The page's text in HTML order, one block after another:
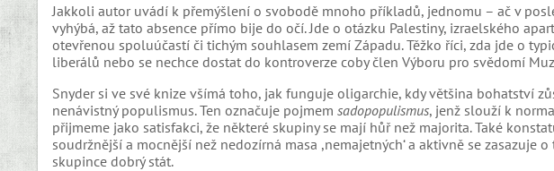
Jakkoli autor uvádí k přemýšlení o svobodě mnoho příkladů, jednomu – ač v
vyhýbá, až tato absence přímo bije do očí. Jde o otázku Palestiny, izraelského
otevřenou spoluúčastí či tichým souhlasem zemí Západu. Těžko říci, zda jde o
liberálů nebo se nechce dostat do kontroverze coby člen Výboru pro svědomí
Snyder si ve své knize všímá toho, jak funguje oligarchie, kdy většina bohatství
nenávistný populismus. Ten označuje pojmem sadopopulismus, jenž slouží k
přijmeme jako satisfakci, že některé skupiny se mají hůř než majorita. Také
soudržnější a mocnější než nedozírná masa ,nemajetných‘ a aktivně se zasazuje
skupince dobrý stát.